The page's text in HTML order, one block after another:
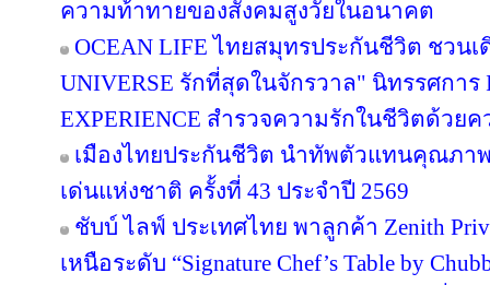
ความท้าทายของสังคมสูงวัยในอนาคต
OCEAN LIFE ไทยสมุทรประกันชีวิต ชวนเ
UNIVERSE รักที่สุดในจักรวาล" นิทรรศการ
EXPERIENCE สำรวจความรักในชีวิตด้วย
เมืองไทยประกันชีวิต นำทัพตัวแทนคุณภ
เด่นแห่งชาติ ครั้งที่ 43 ประจำปี 2569
ชับบ์ ไลฟ์ ประเทศไทย พาลูกค้า Zenith
เหนือระดับ “Signature Chef’s Table by